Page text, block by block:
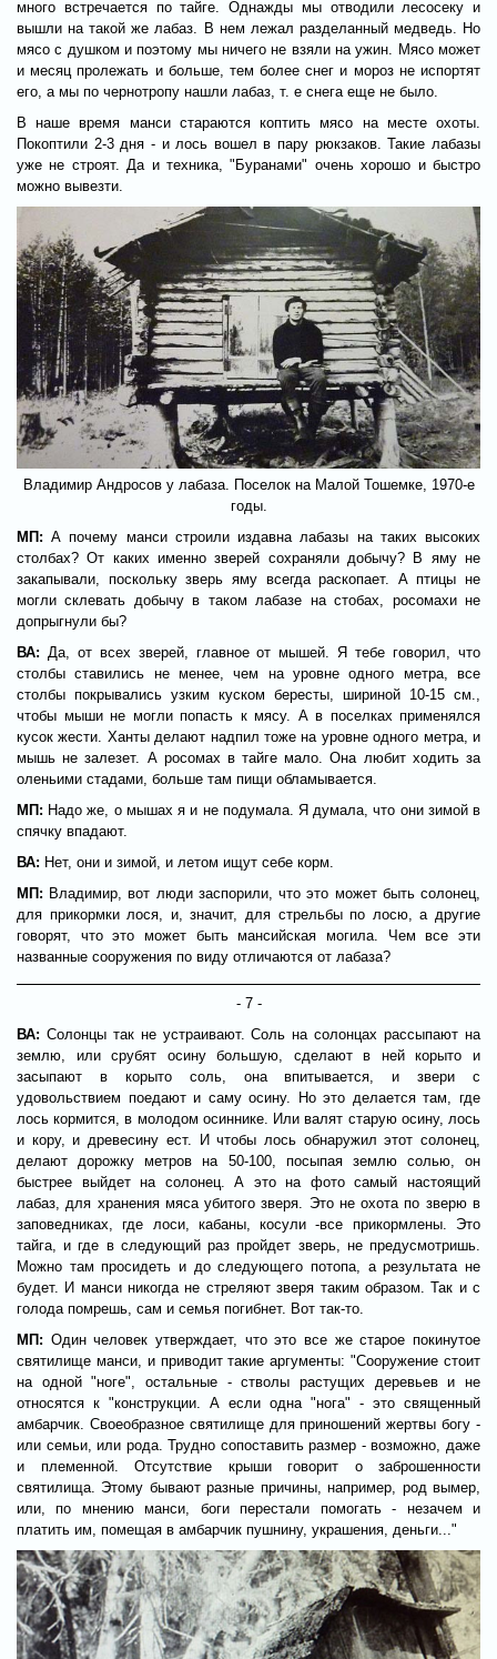
много встречается по тайге. Однажды мы отводили лесосеку и
вышли на такой же лабаз. В нем лежал разделанный медведь. Но
мясо с душком и поэтому мы ничего не взяли на ужин. Мясо может
и месяц пролежать и больше, тем более снег и мороз не испортят
его, а мы по чернотропу нашли лабаз, т. е снега еще не было.
В наше время манси стараются коптить мясо на месте охоты.
Покоптили 2-3 дня - и лось вошел в пару рюкзаков. Такие лабазы
уже не строят. Да и техника, "Буранами" очень хорошо и быстро
можно вывезти.
Владимир Андросов у лабаза. Поселок на Малой Тошемке, 1970-е
годы.
МП: А почему манси строили издавна лабазы на таких высоких
столбах? От каких именно зверей сохраняли добычу? В яму не
закапывали, поскольку зверь яму всегда раскопает. А птицы не
могли склевать добычу в таком лабазе на стобах, росомахи не
допрыгнули бы?
ВА: Да, от всех зверей, главное от мышей. Я тебе говорил, что
столбы ставились не менее, чем на уровне одного метра, все
столбы покрывались узким куском бересты, шириной 10-15 см.,
чтобы мыши не могли попасть к мясу. А в поселках применялся
кусок жести. Ханты делают надпил тоже на уровне одного метра, и
мышь не залезет. А росомах в тайге мало. Она любит ходить за
оленьими стадами, больше там пищи обламывается.
МП: Надо же, о мышах я и не подумала. Я думала, что они зимой в
спячку впадают.
ВА: Нет, они и зимой, и летом ищут себе корм.
МП: Владимир, вот люди заспорили, что это может быть солонец,
для прикормки лося, и, значит, для стрельбы по лосю, а другие
говорят, что это может быть мансийская могила. Чем все эти
названные сооружения по виду отличаются от лабаза?
- 7 -
ВА: Солонцы так не устраивают. Соль на солонцах рассыпают на
землю, или срубят осину большую, сделают в ней корыто и
засыпают в корыто соль, она впитывается, и звери с
удовольствием поедают и саму осину. Но это делается там, где
лось кормится, в молодом осиннике. Или валят старую осину, лось
и кору, и древесину ест. И чтобы лось обнаружил этот солонец,
делают дорожку метров на 50-100, посыпая землю солью, он
быстрее выйдет на солонец. А это на фото самый настоящий
лабаз, для хранения мяса убитого зверя. Это не охота по зверю в
заповедниках, где лоси, кабаны, косули -все прикормлены. Это
тайга, и где в следующий раз пройдет зверь, не предусмотришь.
Можно там просидеть и до следующего потопа, а результата не
будет. И манси никогда не стреляют зверя таким образом. Так и с
голода помрешь, сам и семья погибнет. Вот так-то.
МП: Один человек утверждает, что это все же старое покинутое
святилище манси, и приводит такие аргументы: "Сооружение стоит
на одной "ноге", остальные - стволы растущих деревьев и не
относятся к "конструкции. А если одна "нога" - это священный
амбарчик. Своеобразное святилище для приношений жертвы богу -
или семьи, или рода. Трудно сопоставить размер - возможно, даже
и племенной. Отсутствие крыши говорит о заброшенности
святилища. Этому бывают разные причины, например, род вымер,
или, по мнению манси, боги перестали помогать - незачем и
платить им, помещая в амбарчик пушнину, украшения, деньги..."